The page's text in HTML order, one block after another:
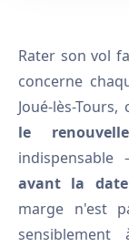
Rater son vol
concerne
Joué-lès-
le
avant la
marge n'est